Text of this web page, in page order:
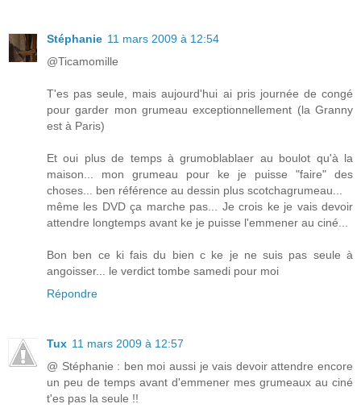
Stéphanie 11 mars 2009 à 12:54
@Ticamomille
T'es pas seule, mais aujourd'hui ai pris journée de congé
pour garder mon grumeau exceptionnellement (la Granny
est à Paris)
Et oui plus de temps à grumoblablaer au boulot qu'à la
maison... mon grumeau pour ke je puisse "faire" des
choses... ben référence au dessin plus scotchagrumeau...
même les DVD ça marche pas... Je crois ke je vais devoir
attendre longtemps avant ke je puisse l'emmener au ciné...
Bon ben ce ki fais du bien c ke je ne suis pas seule à
angoisser... le verdict tombe samedi pour moi
Répondre
Tux 11 mars 2009 à 12:57
@ Stéphanie : ben moi aussi je vais devoir attendre encore
un peu de temps avant d'emmener mes grumeaux au ciné
t'es pas la seule !!